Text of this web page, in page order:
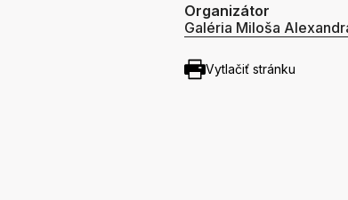
Organizátor
Galéria Miloša
Vytlačiť stránku